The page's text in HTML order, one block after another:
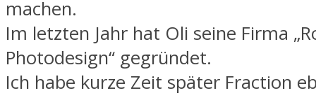
machen.
Im letzten Jahr hat Oli seine Firma
Photodesign“ gegründet.
Ich habe kurze Zeit später Fraction